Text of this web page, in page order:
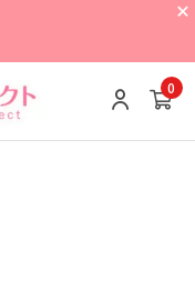
0